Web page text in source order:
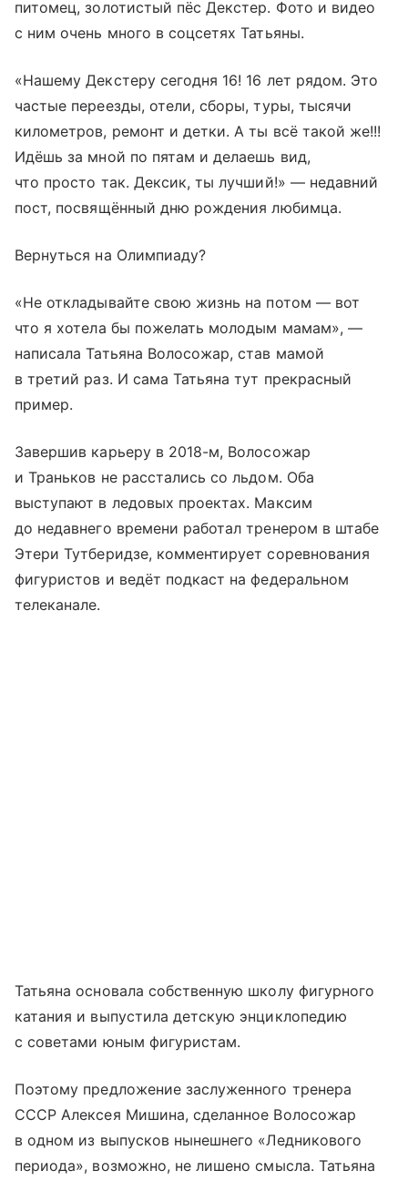
питомец, золотистый пёс Декстер. Фото и видео
с ним очень много в соцсетях Татьяны.
«Нашему Декстеру сегодня 16! 16 лет рядом. Это
частые переезды, отели, сборы, туры, тысячи
километров, ремонт и детки. А ты всё такой же!!!
Идёшь за мной по пятам и делаешь вид,
что просто так. Дексик, ты лучший!» — недавний
пост, посвящённый дню рождения любимца.
Вернуться на Олимпиаду?
«Не откладывайте свою жизнь на потом — вот
что я хотела бы пожелать молодым мамам», —
написала Татьяна Волосожар, став мамой
в третий раз. И сама Татьяна тут прекрасный
пример.
Завершив карьеру в 2018-м, Волосожар
и Траньков не расстались со льдом. Оба
выступают в ледовых проектах. Максим
до недавнего времени работал тренером в штабе
Этери Тутберидзе, комментирует соревнования
фигуристов и ведёт подкаст на федеральном
телеканале.
Татьяна основала собственную школу фигурного
катания и выпустила детскую энциклопедию
с советами юным фигуристам.
Поэтому предложение заслуженного тренера
СССР Алексея Мишина, сделанное Волосожар
в одном из выпусков нынешнего «Ледникового
периода», возможно, не лишено смысла. Татьяна